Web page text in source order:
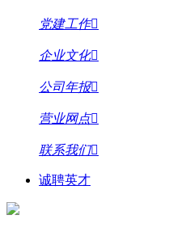
党建工作
企业文化
公司年报
营业网点
联系我们
诚聘英才